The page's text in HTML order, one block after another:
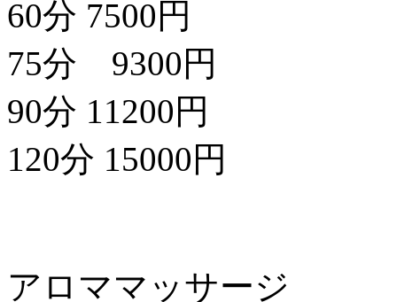
60分 7500円
75分 9300円
90分 11200円
120分 15000円
アロママッサージ